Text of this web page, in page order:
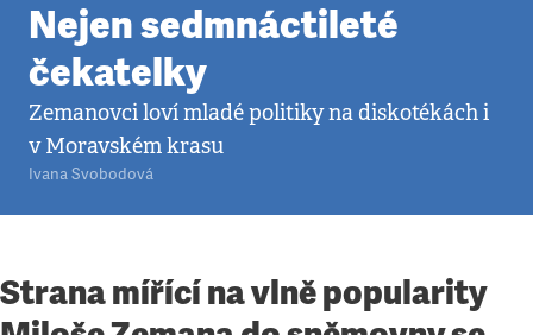
Nejen sedmnáctileté
čekatelky
Zemanovci loví mladé politiky na diskotékách i
v Moravském krasu
Ivana Svobodová
Strana mířící na vlně popularity